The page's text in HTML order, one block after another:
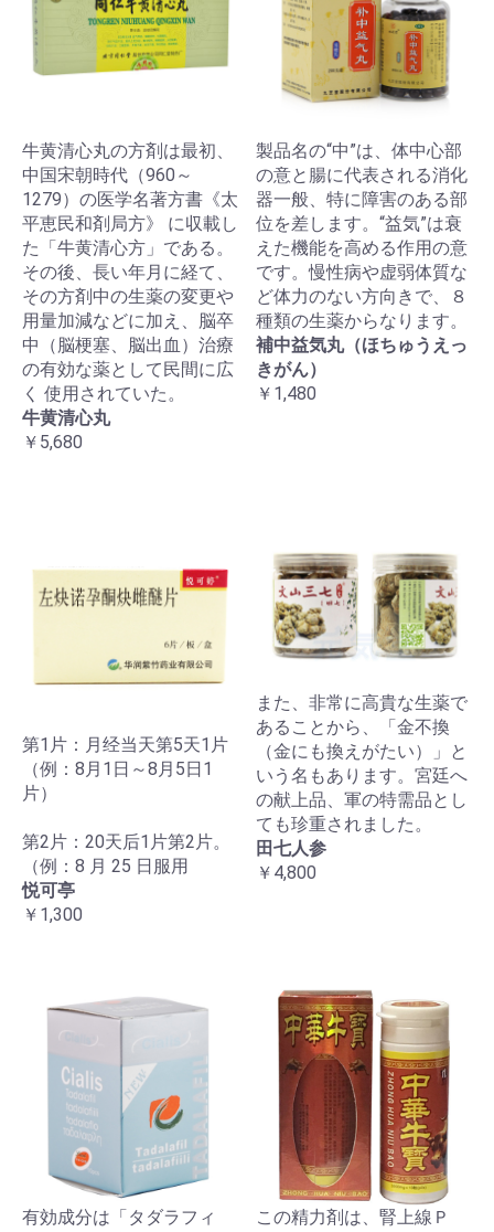
牛黄清心丸の方剤は最初、
中国宋朝時代（960～
1279）の医学名著方書《太
平恵民和剤局方》 に収載し
た「牛黄清心方」である。
その後、長い年月に経て、
その方剤中の生薬の変更や
用量加減などに加え、脳卒
中（脳梗塞、脳出血）治療
の有効な薬として民間に広
く 使用されていた。
牛黄清心丸
￥5,680
製品名の“中”は、体中心部
の意と腸に代表される消化
器一般、特に障害のある部
位を差します。“益気”は衰
えた機能を高める作用の意
です。慢性病や虚弱体質な
ど体力のない方向きで、８
種類の生薬からなります。
補中益気丸（ほちゅうえっ
きがん）
￥1,480
第1片：月经当天第5天1片
（例：8月1日～8月5日1
片）
第2片：20天后1片第2片。
（例：8 月 25 日服用
悦可亭
￥1,300
また、非常に高貴な生薬で
あることから、「金不換
（金にも換えがたい）」と
いう名もあります。宮廷へ
の献上品、軍の特需品とし
ても珍重されました。
田七人参
￥4,800
有効成分は「タダラフィ
この精力剤は、腎上線Ｐ